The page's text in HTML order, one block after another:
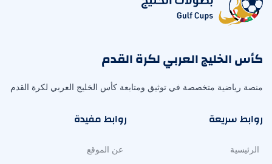
كأس الخليج العربي لكرة القدم
منصة رياضية متخصصة في توثيق ومتابعة كأس الخليج العربي لكرة القدم
روابط سريعة
الرئيسية
روابط مفيدة
عن الموقع